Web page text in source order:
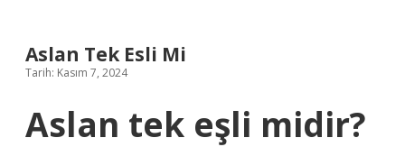
Aslan Tek Esli Mi
Tarih: Kasım 7, 2024
Aslan tek eşli midir?